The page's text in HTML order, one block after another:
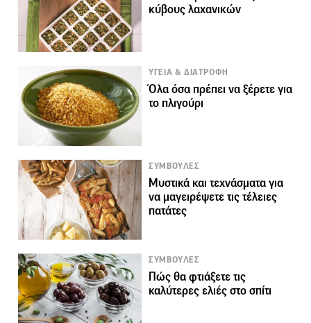
κύβους λαχανικών
ΥΓΕΙΑ & ΔΙΑΤΡΟΦΗ
Όλα όσα πρέπει να ξέρετε για
το πλιγούρι
ΣΥΜΒΟΥΛΕΣ
Μυστικά και τεχνάσματα για
να μαγειρέψετε τις τέλειες
πατάτες
ΣΥΜΒΟΥΛΕΣ
Πώς θα φτιάξετε τις
καλύτερες ελιές στο σπίτι